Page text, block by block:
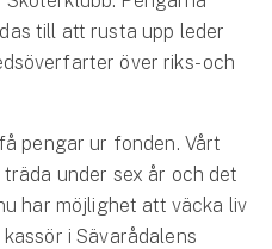
till att rusta upp leder
över riks- och
pengar ur fonden. Vårt
under sex år och det
har möjlighet att väcka liv
i Sävarådalens